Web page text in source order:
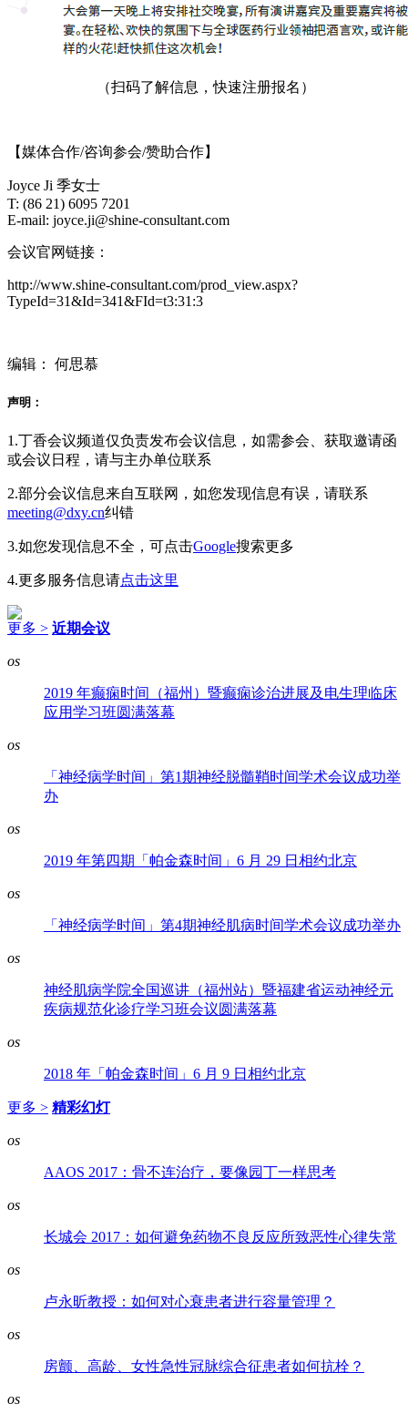
（扫码了解信息，快速注册报名）
【媒体合作/咨询参会/赞助合作】
Joyce Ji 季女士
T: (86 21) 6095 7201
E-mail: joyce.ji@shine-consultant.com
会议官网链接：
http://www.shine-consultant.com/prod_view.aspx?
TypeId=31&Id=341&FId=t3:31:3
编辑： 何思慕
声明：
1.丁香会议频道仅负责发布会议信息，如需参会、获取邀请函
或会议日程，请与主办单位联系
2.部分会议信息来自互联网，如您发现信息有误，请联系
meeting@dxy.cn纠错
3.如您发现信息不全，可点击Google搜索更多
4.更多服务信息请点击这里
更多 > 近期会议
os
2019 年癫痫时间（福州）暨癫痫诊治进展及电生理临床
应用学习班圆满落幕
os
「神经病学时间」第1期神经脱髓鞘时间学术会议成功举
办
os
2019 年第四期「帕金森时间」6 月 29 日相约北京
os
「神经病学时间」第4期神经肌病时间学术会议成功举办
os
神经肌病学院全国巡讲（福州站）暨福建省运动神经元
疾病规范化诊疗学习班会议圆满落幕
os
2018 年「帕金森时间」6 月 9 日相约北京
更多 > 精彩幻灯
os
AAOS 2017：骨不连治疗，要像园丁一样思考
os
长城会 2017：如何避免药物不良反应所致恶性心律失常
os
卢永昕教授：如何对心衰患者进行容量管理？
os
房颤、高龄、女性急性冠脉综合征患者如何抗栓？
os